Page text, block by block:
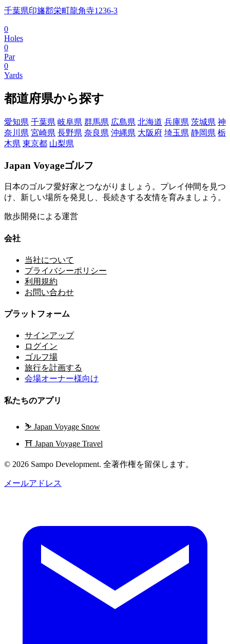
千葉県印旛郡栄町龍角寺1236-3
0
Holes
0
Par
0
Yards
都道府県から探す
愛知県 千葉県 岐阜県 群馬県 広島県 北海道 兵庫県 茨城県 神
奈川県 宮崎県 長野県 奈良県 沖縄県 大阪府 埼玉県 静岡県 栃
木県 東京都 山梨県
Japan Voyageゴルフ
日本のゴルフ愛好家とつながりましょう。プレイ仲間を見つ
け、新しい場所を発見し、長続きする友情を育みましょう。
散歩開発による運営
会社
当社について
プライバシーポリシー
利用規約
お問い合わせ
プラットフォーム
サインアップ
ログイン
ゴルフ場
旅行を計画する
会場オーナー様向け
私たちのアプリ
⛷️ Japan Voyage Snow
⛩️ Japan Voyage Travel
© 2026 Sampo Development. 全著作権を留保します。
メールアドレス